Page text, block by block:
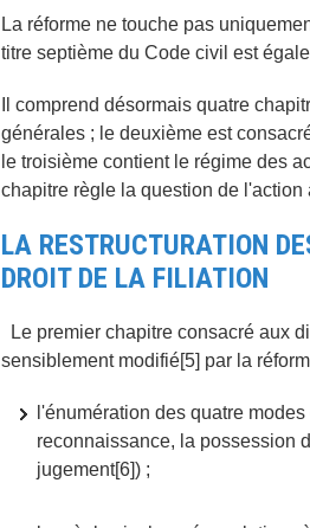
La réforme ne touche pas
titre septième du Code civil est
Il comprend désormais quatre
générales ; le deuxième est
le troisième contient le régime des
chapitre règle la question de
LA RESTRUCTURATION
DROIT DE LA FILIATION
Le premier chapitre consacré aux
sensiblement modifié[5] par la
l'énumération des quatre
reconnaissance, la possession
jugement[6]) ;